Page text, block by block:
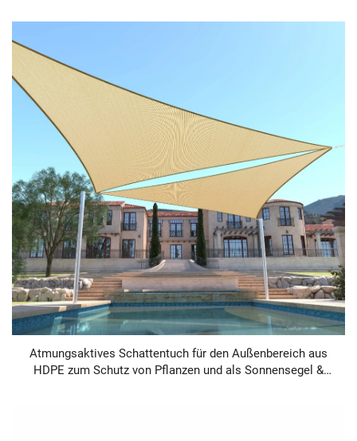
Atmungsaktives Schattentuch für den Außenbereich aus
HDPE zum Schutz von Pflanzen und als Sonnensegel &